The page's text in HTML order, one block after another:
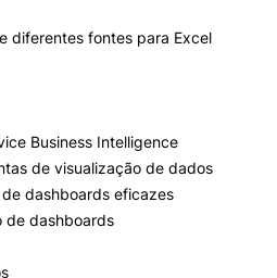
diferentes fontes para Excel
Business Intelligence
de visualização de dados
dashboards eficazes
de dashboards